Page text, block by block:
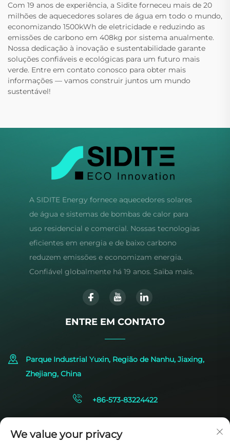
Com 19 anos de experiência, a Sidite forneceu mais de 20
milhões de aquecedores solares de água em todo o mundo,
economizando 1500kWh de eletricidade e reduzindo as
emissões de carbono em 408kg por sistema anualmente.
Nossa dedicação à inovação e sustentabilidade garante
soluções confiáveis e ecológicas para um futuro mais
verde. Entre em contato conosco para obter mais
informações — vamos construir juntos um mundo
sustentável!
A SIDITE Energy fornece aquecedores solares
de água e sistemas de bombas de calor para
uso residencial e comercial. Nossas tecnologias
eficientes em energia e de baixo carbono
reduzem emissões e economizam energia.
Confiável globalmente há 19 anos. Saiba mais.
ENTRE EM CONTATO
Parque Industrial Yuxin, Região de Nanhu, Jiaxing,
Zhejiang, China
+86-573-83224422
We value your privacy